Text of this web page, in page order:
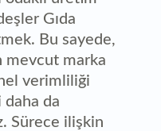
Gıda
Bu sayede,
mevcut marka
verimliliği
daha da
Sürece ilişkin